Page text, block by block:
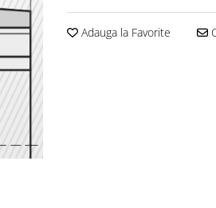
Adauga la Favorite